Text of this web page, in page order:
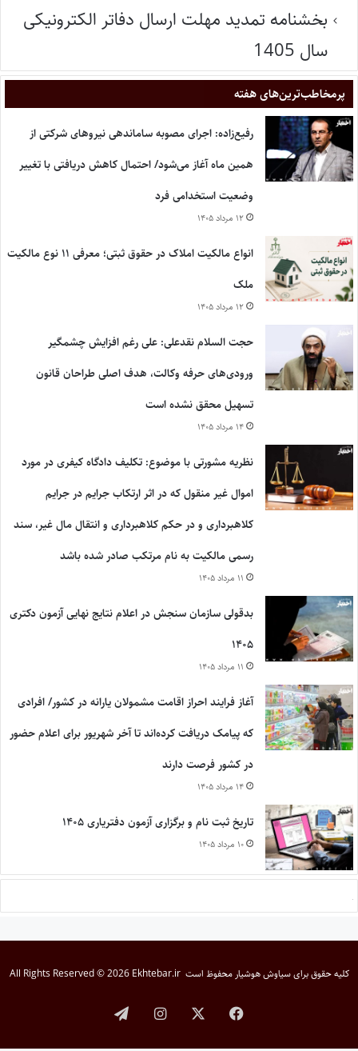
بخشنامه تمدید مهلت ارسال دفاتر الکترونیکی
سال 1405
پر‌مخاطب‌ترین‌های هفته
رفیع‌زاده: اجرای مصوبه ساماندهی نیروهای شرکتی از
همین ماه آغاز می‌شود/ احتمال کاهش دریافتی با تغییر
وضعیت استخدامی فرد
۱۲ مرداد ۱۴۰۵
انواع مالکیت املاک در حقوق ثبتی؛ معرفی ۱۱ نوع مالکیت
ملک
۱۲ مرداد ۱۴۰۵
حجت السلام نقدعلی: علی رغم افزایش چشمگیر
ورودی‌های حرفه وکالت، هدف اصلی طراحان قانون
تسهیل محقق نشده است
۱۴ مرداد ۱۴۰۵
نظریه مشورتی با موضوع: تکلیف دادگاه کیفری در مورد
اموال غیر منقول که در اثر ارتکاب جرایم در جرایم
کلاهبرداری و در حکم کلاهبرداری و انتقال مال غیر، سند
رسمی مالکیت به نام مرتکب صادر شده باشد
۱۱ مرداد ۱۴۰۵
بدقولی سازمان سنجش در اعلام نتایج نهایی آزمون دکتری
۱۴۰۵
۱۱ مرداد ۱۴۰۵
آغاز فرایند احراز اقامت مشمولان یارانه در کشور/ افرادی
که پیامک دریافت کرده‌اند تا آخر شهریور برای اعلام حضور
در کشور فرصت دارند
۱۴ مرداد ۱۴۰۵
تاریخ ثبت نام و برگزاری آزمون دفتریاری ۱۴۰۵
۱۰ مرداد ۱۴۰۵
کلیه حقوق برایسیاوش هوشیار محفوظ است All Rights Reserved © 2026 Ekhtebar.ir